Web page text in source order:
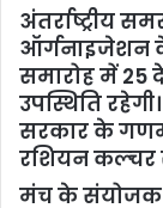
अंतर्राष्ट्रीय
ऑर्गनाइजेशन
समारोह में 25
उपस्थिति
सरकार के
रशियन कल्चर
मंच के संयोजक